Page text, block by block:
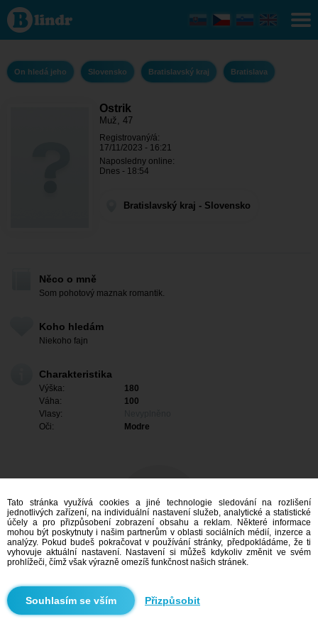
Ostrik - On
hledá jeho
Bratislavský
kraj -
On hledá jeho Slovensko Bratislavský kraj Bratislava
Ostrik
Muž, 47
Registrovaný/á:
17/11/2023 - 16:21
Naposledny online:
Dnes - 18:54
Bratislavský kraj - Slovensko
Něco o mně
Som pohotový maznak romantik.
Koho hledám
Niekoho fajn
Charakteristika
Výška:
180
Váha:
100
Vlasy:
Oči:
Modre
Mám zájem
Vyhledávání
Tato stránka využívá cookies a jiné technologie sledování na rozlišení
jednotlivých zařízení, na individuální nastavení služeb, analytické a statistické
účely a pro přizpůsobení zobrazení obsahu a reklam. Některé informace
mohou být poskytnuty i našim partnerům v oblasti sociálních médií, inzerce a
analýzy. Pokud budeš pokračovat v používání stránky, předpokládáme, že ti
vyhovuje aktuální nastavení. Nastavení si můžeš kdykoliv změnit ve svém
prohlížeči, čímž však výrazně omezíš funkčnost našich stránek.
Přizpůsobit